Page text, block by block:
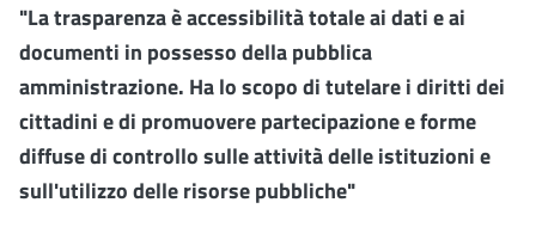
"La trasparenza è accessibilità totale ai dati e ai
documenti in possesso della pubblica
amministrazione. Ha lo scopo di tutelare i diritti dei
cittadini e di promuovere partecipazione e forme
diffuse di controllo sulle attività delle istituzioni e
sull'utilizzo delle risorse pubbliche"